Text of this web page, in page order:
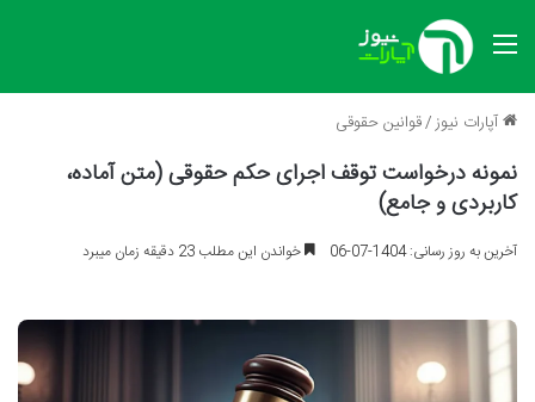
منو
آپارات نیوز/قوانین حقوقی
نمونه درخواست توقف اجرای حکم حقوقی (متن آماده،
کاربردی و جامع)
آخرین به روز رسانی: 1404-07-06 خواندن این مطلب 23 دقیقه زمان میبرد